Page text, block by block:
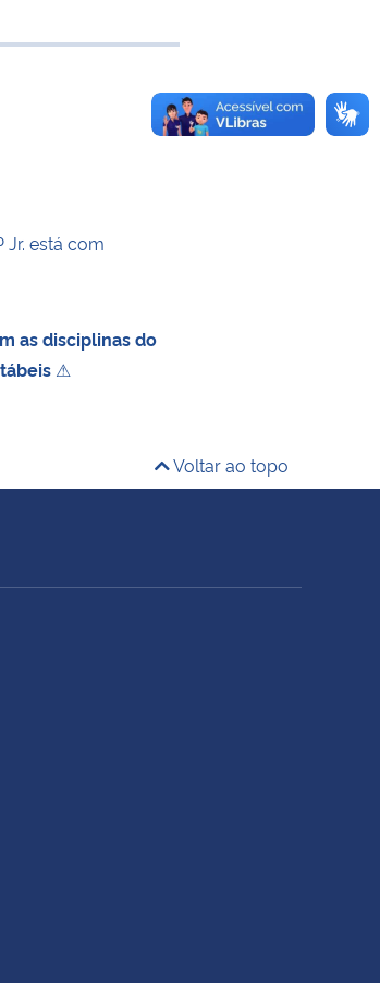
Jr. está com
as disciplinas do
⚠
Voltar ao topo